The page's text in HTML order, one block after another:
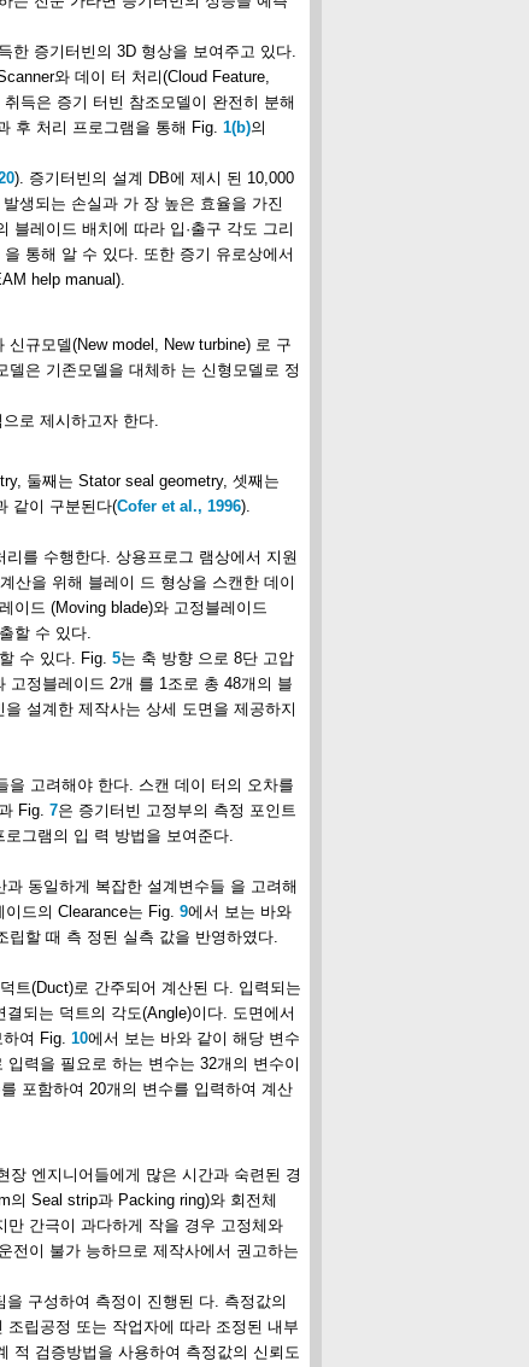
한 증기터빈의 3D 형상을 보여주고 있다.
와 데이 터 처리(Cloud Feature,
득은 증기 터빈 참조모델이 완전히 분해
후 처리 프로그램을 통해 Fig. 1(b)의
). 증기터빈의 설계 DB에 제시 된 10,000
생되는 손실과 가 장 높은 효율을 가진
블레이드 배치에 따라 입·출구 각도 그리
통해 알 수 있다. 또한 증기 유로상에서
help manual).
규모델(New model, New turbine) 로 구
은 기존모델을 대체하 는 신형모델로 정
로 제시하고자 한다.
둘째는 Stator seal geometry, 셋째는
같이 구분된다(Cofer et al., 1996).
를 수행한다. 상용프로그 램상에서 지원
산을 위해 블레이 드 형상을 스캔한 데이
이드 (Moving blade)와 고정블레이드
할 수 있다.
수 있다. Fig. 5는 축 방향 으로 8단 고압
고정블레이드 2개 를 1조로 총 48개의 블
설계한 제작사는 상세 도면을 제공하지
을 고려해야 한다. 스캔 데이 터의 오차를
Fig. 7은 증기터빈 고정부의 측정 포인트
그램의 입 력 방법을 보여준다.
동일하게 복잡한 설계변수들 을 고려해
드의 Clearance는 Fig. 9에서 보는 바와
립할 때 측 정된 실측 값을 반영하였다.
트(Duct)로 간주되어 계산된 다. 입력되는
되는 덕트의 각도(Angle)이다. 도면에서
여 Fig. 10에서 보는 바와 같이 해당 변수
력을 필요로 하는 변수는 32개의 변수이
포함하여 20개의 변수를 입력하여 계산
장 엔지니어들에게 많은 시간과 숙련된 경
의 Seal strip과 Packing ring)와 회전체
간극이 과다하게 작을 경우 고정체와
전이 불가 능하므로 제작사에서 권고하는
구성하여 측정이 진행된 다. 측정값의
립공정 또는 작업자에 따라 조정된 내부
적 검증방법을 사용하여 측정값의 신뢰도